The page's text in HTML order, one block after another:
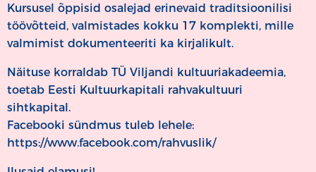
Kursusel õppisid osalejad erinevaid traditsioonilisi
töövõtteid, valmistades kokku 17 komplekti, mille
valmimist dokumenteeriti ka kirjalikult.
Näituse korraldab TÜ Viljandi kultuuriakadeemia,
toetab Eesti Kultuurkapitali rahvakultuuri
sihtkapital.
Facebooki sündmus tuleb lehele:
https://www.facebook.com/rahvuslik/